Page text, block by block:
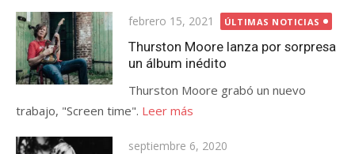
Publicada
el
febrero 15, 2021 ÚLTIMAS NOTICIAS
Thurston Moore lanza por sorpresa
un álbum inédito
Thurston Moore grabó un nuevo
trabajo, "Screen time". Leer más
Publicada
septiembre 6, 2020